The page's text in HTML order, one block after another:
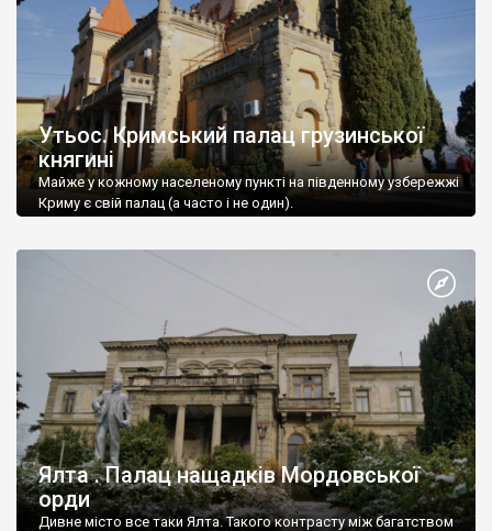
Утьос. Кримський палац грузинської
княгині
Майже у кожному населеному пункті на південному узбережжі
Криму є свій палац (а часто і не один).
Ялта . Палац нащадків Мордовської
орди
Дивне місто все таки Ялта. Такого контрасту між багатством